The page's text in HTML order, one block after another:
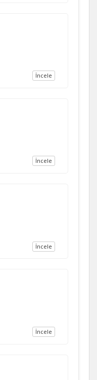
İncele
İncele
İncele
İncele